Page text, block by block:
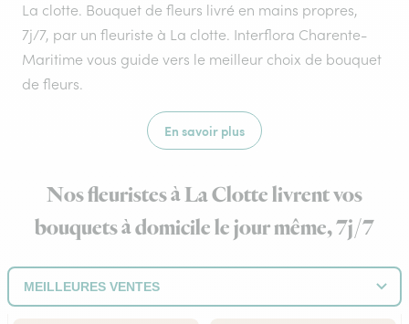
La clotte. Bouquet de fleurs livré en mains propres,
7j/7, par un fleuriste à La clotte. Interflora Charente-
Maritime vous guide vers le meilleur choix de bouquet
de fleurs.
En savoir plus
Nos fleuristes à La Clotte livrent vos
bouquets à domicile le jour même, 7j/7